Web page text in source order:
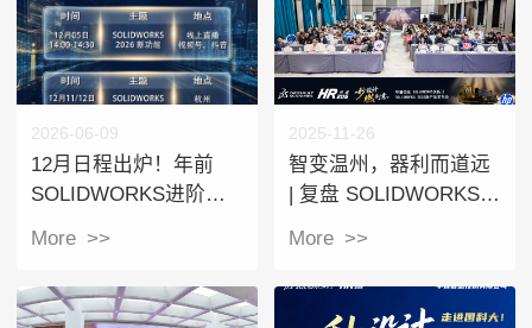
2026-06-09
12月日程出炉！年前
SOLIDWORKS进阶机
More >>
2025-11-26
智变温州，器利而道远
| 复盘 SOLIDWORKS
More >>